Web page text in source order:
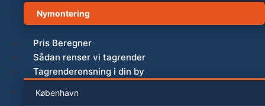
Nymontering
Pris Beregner
Sådan renser vi tagrender
Tagrenderensning i din by
København